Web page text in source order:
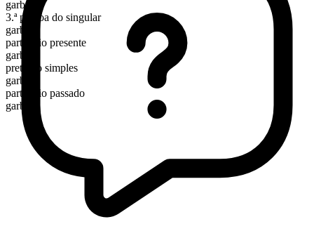
garb
3.ª pessoa do singular
garbs
particípio presente
garbing
pretérito simples
garbed
particípio passado
garbed